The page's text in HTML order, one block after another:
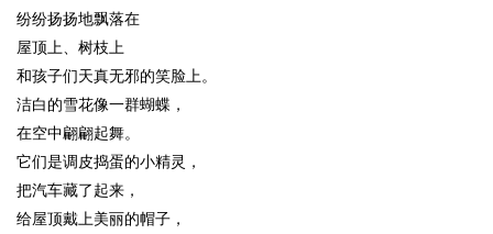
纷纷扬扬地飘落在
屋顶上、树枝上
和孩子们天真无邪的笑脸上。
洁白的雪花像一群蝴蝶，
在空中翩翩起舞。
它们是调皮捣蛋的小精灵，
把汽车藏了起来，
给屋顶戴上美丽的帽子，